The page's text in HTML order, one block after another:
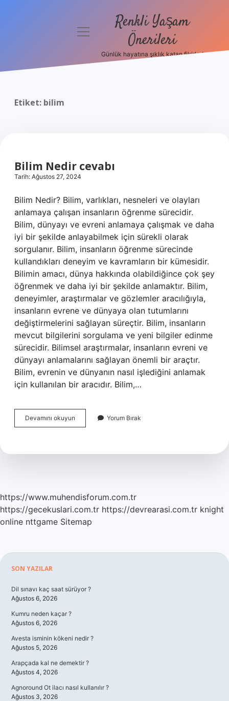
Politikası
menüyü
Renkli Yaşam
Önerileri
Günlük hayatına şıklık katan fikirler!
Etiket: bilim
Bilim Nedir cevabı
Tarih: Ağustos 27, 2024
Bilim Nedir? Bilim, varlıkları, nesneleri ve olayları
anlamaya çalışan insanların öğrenme sürecidir.
Bilim, dünyayı ve evreni anlamaya çalışmak ve daha
iyi bir şekilde anlayabilmek için sürekli olarak
sorgulanır. Bilim, insanların öğrenme sürecinde
kullandıkları deneyim ve kavramların bir kümesidir.
Bilimin amacı, dünya hakkında olabildiğince çok şey
öğrenmek ve daha iyi bir şekilde anlamaktır. Bilim,
deneyimler, araştırmalar ve gözlemler aracılığıyla,
insanların evrene ve dünyaya olan tutumlarını
değiştirmelerini sağlayan süreçtir. Bilim, insanların
mevcut bilgilerini sorgulama ve yeni bilgiler edinme
sürecidir. Bilimsel araştırmalar, insanların evreni ve
dünyayı anlamalarını sağlayan önemli bir araçtır.
Bilim, evrenin ve dünyanın nasıl işlediğini anlamak
için kullanılan bir aracıdır. Bilim,…
Devamını okuyun
Nedir
Yorum Bırak
https://www.muhendisforum.com.tr
https://gecekuslari.com.tr https://devrearasi.com.tr knight
online nttgame Sitemap
Sidebar
SON YAZILAR
Dil sınavı kaç saat sürüyor ?
Ağustos 6, 2026
Kumru neden kaçar ?
Ağustos 6, 2026
Avesta isminin kökeni nedir ?
Ağustos 5, 2026
Arapçada kal ne demektir ?
Ağustos 4, 2026
Agnoround Ot ilacı nasıl kullanılır ?
Ağustos 3, 2026